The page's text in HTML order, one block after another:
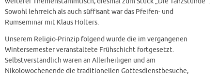
Sowohl lehrreich als auch süffisant war das Pfeifen- und
Rumseminar mit Klaus Hölters.
Unserem Religio-Prinzip folgend wurde die im vergangenen
Wintersemester veranstaltete Frühschicht fortgesetzt.
Selbstverständlich waren an Allerheiligen und am
Nikolowochenende die traditionellen Gottesdienstbesuche,